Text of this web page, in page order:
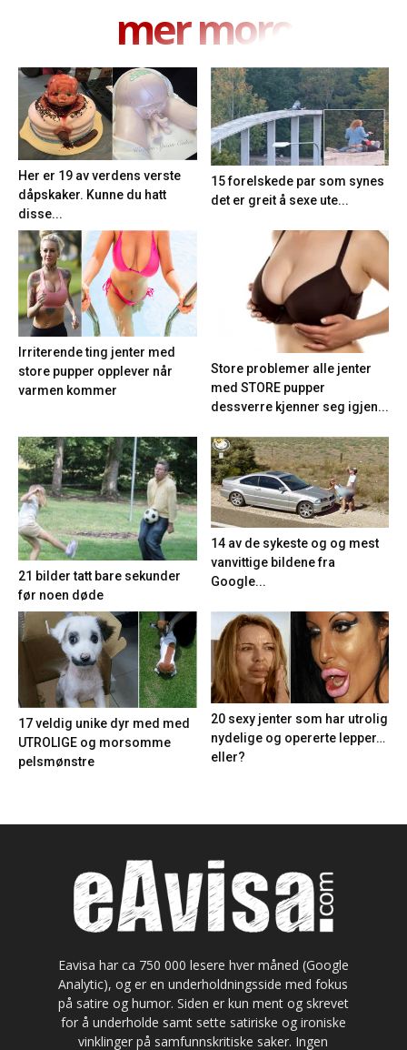
mer moro
Her er 19 av verdens verste
dåpskaker. Kunne du hatt
disse...
15 forelskede par som synes
det er greit å sexe ute...
Irriterende ting jenter med
store pupper opplever når
varmen kommer
Store problemer alle jenter
med STORE pupper
dessverre kjenner seg igjen...
21 bilder tatt bare sekunder
før noen døde
14 av de sykeste og og mest
vanvittige bildene fra
Google...
17 veldig unike dyr med med
UTROLIGE og morsomme
pelsmønstre
20 sexy jenter som har utrolig
nydelige og opererte lepper…
eller?
Eavisa har ca 750 000 lesere hver måned (Google
Analytic), og er en underholdningsside med fokus
på satire og humor. Siden er kun ment og skrevet
for å underholde samt sette satiriske og ironiske
vinklinger på samfunnskritiske saker. Ingen